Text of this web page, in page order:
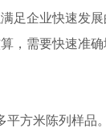
足企业快速发
，需要快速准确
平方米陈列样